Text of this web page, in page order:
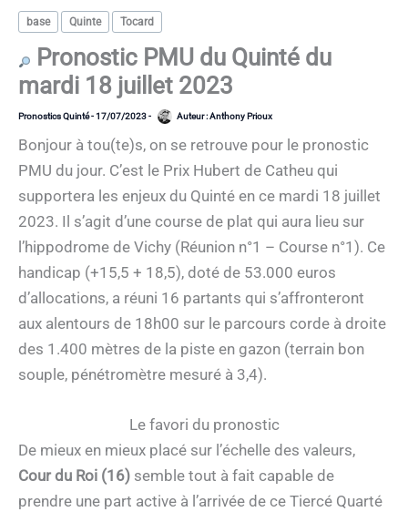
base Quinte Tocard
Pronostic PMU du Quinté du
mardi 18 juillet 2023
Pronostics Quinté-17/07/2023- Auteur :Anthony Prioux
Bonjour à tou(te)s, on se retrouve pour le pronostic
PMU du jour. C’est le Prix Hubert de Catheu qui
supportera les enjeux du Quinté en ce mardi 18 juillet
2023. Il s’agit d’une course de plat qui aura lieu sur
l’hippodrome de Vichy (Réunion n°1 – Course n°1). Ce
handicap (+15,5 + 18,5), doté de 53.000 euros
d’allocations, a réuni 16 partants qui s’affronteront
aux alentours de 18h00 sur le parcours corde à droite
des 1.400 mètres de la piste en gazon (terrain bon
souple, pénétromètre mesuré à 3,4).
Le favori du pronostic
De mieux en mieux placé sur l’échelle des valeurs,
Cour du Roi (16) semble tout à fait capable de
prendre une part active à l’arrivée de ce Tiercé Quarté